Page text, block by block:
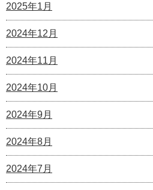
2025年1月
2024年12月
2024年11月
2024年10月
2024年9月
2024年8月
2024年7月